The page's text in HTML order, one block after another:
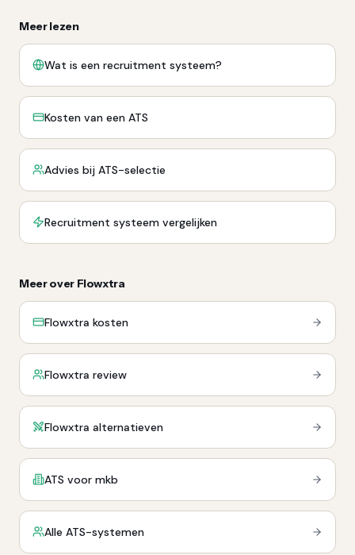
Meer lezen
Wat is een recruitment systeem?
Kosten van een ATS
Advies bij ATS-selectie
Recruitment systeem vergelijken
Meer over Flowxtra
Flowxtra kosten
Flowxtra review
Flowxtra alternatieven
ATS voor mkb
Alle ATS-systemen